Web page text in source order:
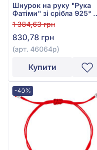
Шнурок на руку "Рука
Фатіми" зі срібла 925° з
Червоним Текстилем,
арт. 46064р
1 384,63 грн
830,78 грн
(арт. 46064р)
Купити
-40%